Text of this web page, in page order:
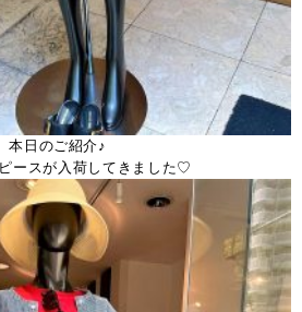
本日のご紹介♪
ースが入荷してきました♡